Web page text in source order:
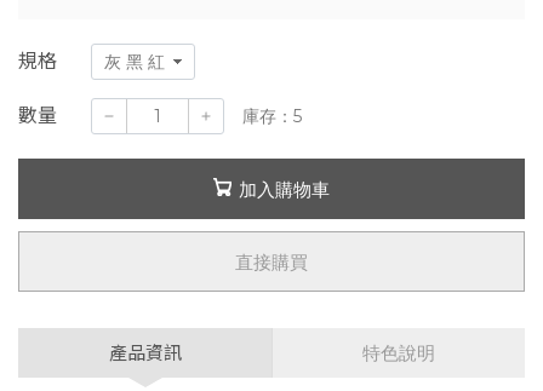
規格
數量 庫存：5
加入購物車
直接購買
產品資訊 特色說明